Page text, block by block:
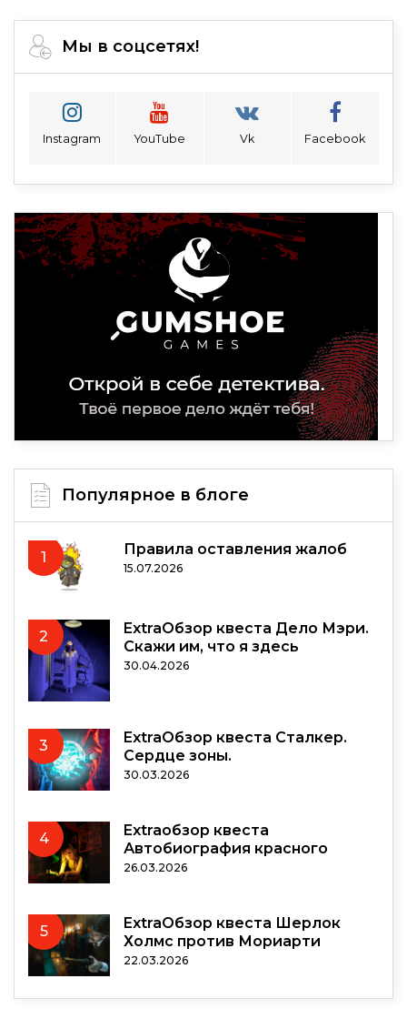
Мы в соцсетях!
Instagram YouTube Vk Facebook
Популярное в блоге
1 Правила оставления жалоб
15.07.2026
2
ExtraОбзор квеста Дело Мэри.
Скажи им, что я здесь
30.04.2026
3
ExtraОбзор квеста Сталкер.
Сердце зоны.
30.03.2026
4
Extraобзор квеста
Автобиография красного
26.03.2026
5
ExtraОбзор квеста Шерлок
Холмс против Мориарти
22.03.2026